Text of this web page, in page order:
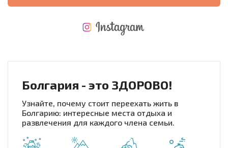
Болгария - это ЗДОРОВО!
Узнайте, почему стоит переехать жить в
Болгарию: интересные места отдыха и
развлечения для каждого члена семьи.